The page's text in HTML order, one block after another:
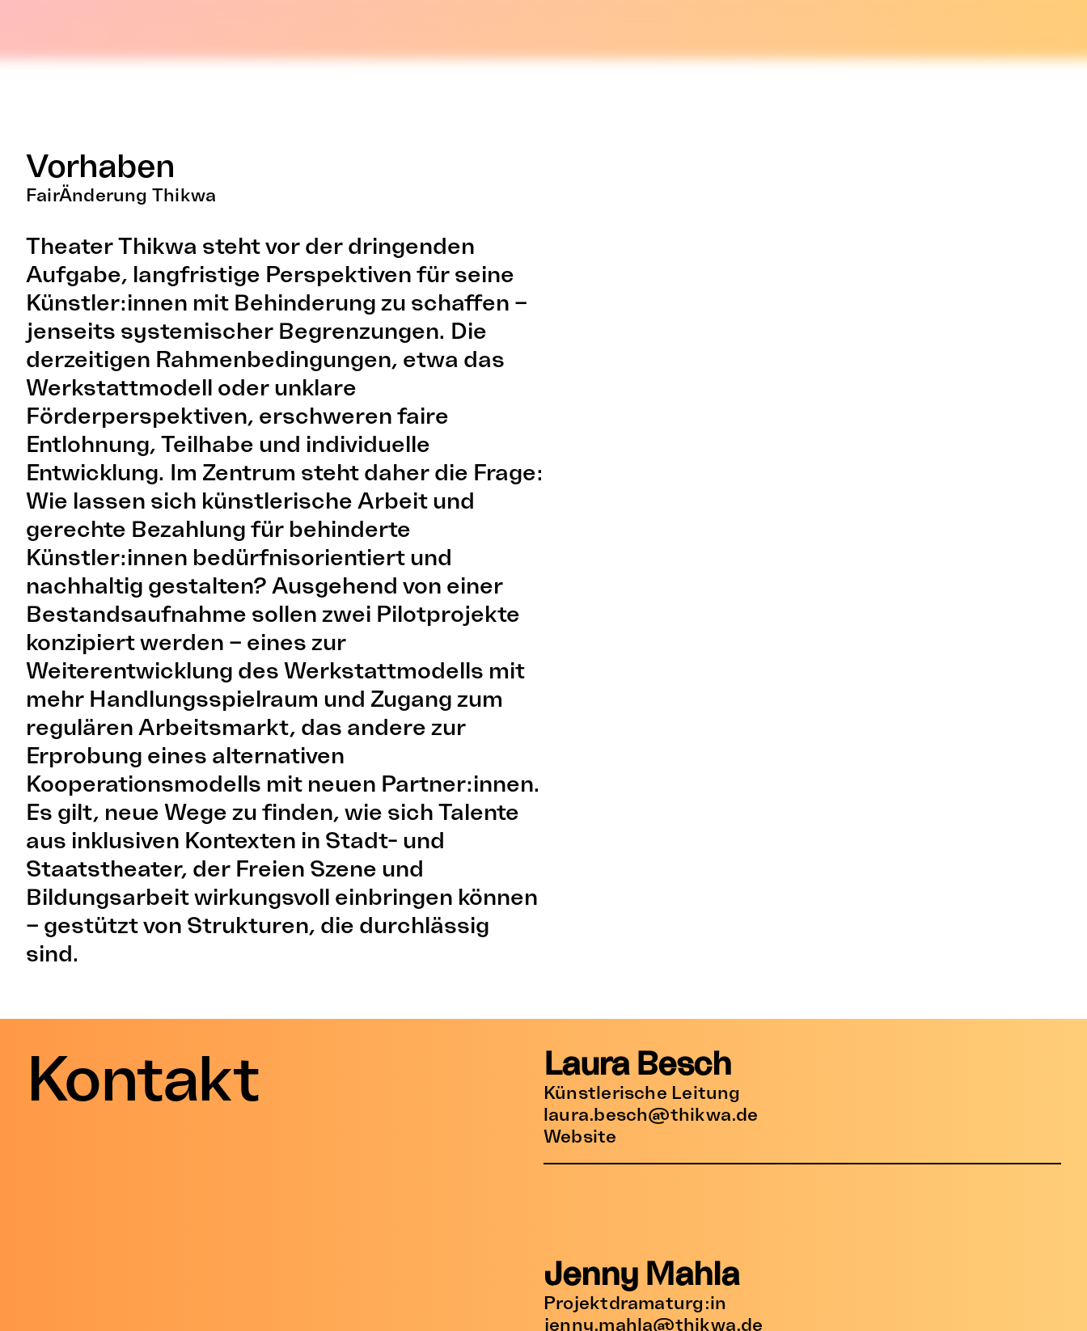
Vorhaben
FairÄnderung Thikwa
Theater Thikwa steht vor der dringenden
Aufgabe, langfristige Perspektiven für seine
Künstler:innen mit Behinderung zu schaffen –
jenseits systemischer Begrenzungen. Die
derzeitigen Rahmenbedingungen, etwa das
Werkstattmodell oder unklare
Förderperspektiven, erschweren faire
Entlohnung, Teilhabe und individuelle
Entwicklung. Im Zentrum steht daher die Frage:
Wie lassen sich künstlerische Arbeit und
gerechte Bezahlung für behinderte
Künstler:innen bedürfnisorientiert und
nachhaltig gestalten? Ausgehend von einer
Bestandsaufnahme sollen zwei Pilotprojekte
konzipiert werden – eines zur
Weiterentwicklung des Werkstattmodells mit
mehr Handlungsspielraum und Zugang zum
regulären Arbeitsmarkt, das andere zur
Erprobung eines alternativen
Kooperationsmodells mit neuen Partner:innen.
Es gilt, neue Wege zu finden, wie sich Talente
aus inklusiven Kontexten in Stadt- und
Staatstheater, der Freien Szene und
Bildungsarbeit wirkungsvoll einbringen können
– gestützt von Strukturen, die durchlässig
sind.
Kontakt Laura Besch
Künstlerische Leitung
laura.besch@thikwa.de
Website
Jenny Mahla
Projektdramaturg:in
jenny.mahla@thikwa.de